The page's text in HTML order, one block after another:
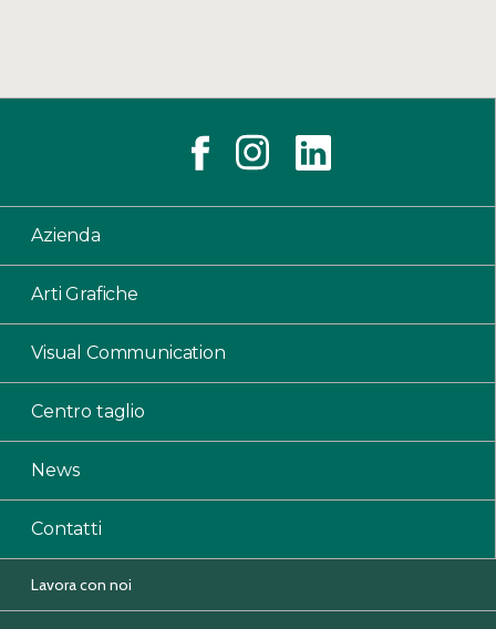
Azienda
Arti Grafiche
Visual Communication
Centro taglio
News
Contatti
Lavora con noi